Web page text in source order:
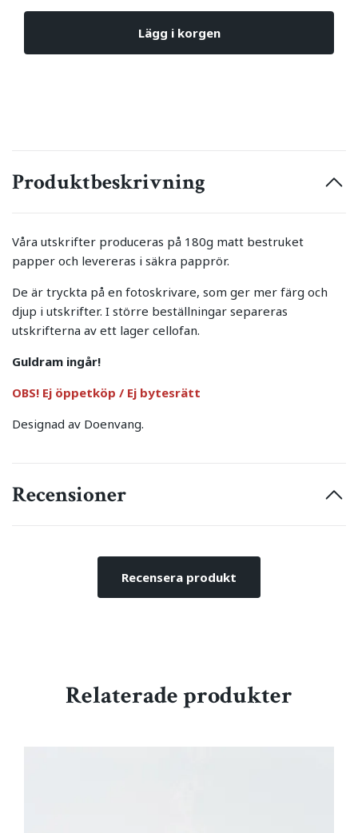
Lägg i korgen
Produktbeskrivning
Våra utskrifter produceras på 180g matt bestruket
papper och levereras i säkra papprör.
De är tryckta på en fotoskrivare, som ger mer färg och
djup i utskrifter. I större beställningar separeras
utskrifterna av ett lager cellofan.
Guldram ingår!
OBS! Ej öppetköp / Ej bytesrätt
Designad av Doenvang.
Recensioner
Recensera produkt
Relaterade produkter